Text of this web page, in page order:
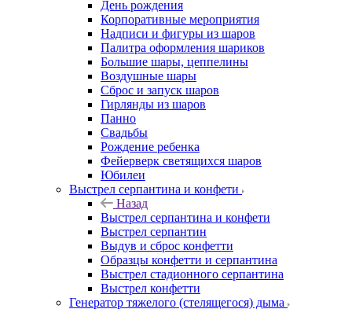
День рождения
Корпоративные мероприятия
Надписи и фигуры из шаров
Палитра оформления шариков
Большие шары, цеппелины
Воздушные шары
Сброс и запуск шаров
Гирлянды из шаров
Панно
Свадьбы
Рождение ребенка
Фейерверк светящихся шаров
Юбилеи
Выстрел серпантина и конфети
Назад
Выстрел серпантина и конфети
Выстрел серпантин
Выдув и сброс конфетти
Образцы конфетти и серпантина
Выстрел стадионного серпантина
Выстрел конфетти
Генератор тяжелого (стелящегося) дыма